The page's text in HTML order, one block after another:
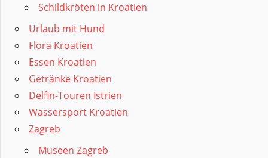
Schildkröten in Kroatien
Urlaub mit Hund
Flora Kroatien
Essen Kroatien
Getränke Kroatien
Delfin-Touren Istrien
Wassersport Kroatien
Zagreb
Museen Zagreb